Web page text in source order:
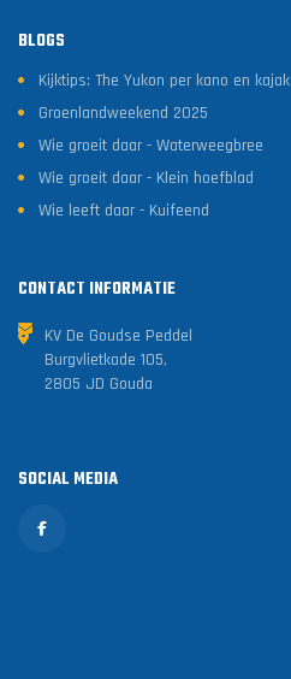
BLOGS
Kijktips: The Yukon per kano en kajak
Groenlandweekend 2025
Wie groeit daar - Waterweegbree
Wie groeit daar - Klein hoefblad
Wie leeft daar - Kuifeend
CONTACT INFORMATIE
KV De Goudse Peddel
Burgvlietkade 105,
2805 JD Gouda
SOCIAL MEDIA